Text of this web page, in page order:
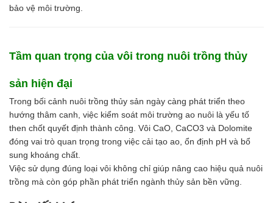
bảo vệ môi trường.
Tầm quan trọng của vôi trong nuôi trồng thủy
sản hiện đại
Trong bối cảnh nuôi trồng thủy sản ngày càng phát triển theo
hướng thâm canh, việc kiểm soát môi trường ao nuôi là yếu tố
then chốt quyết định thành công. Vôi CaO, CaCO3 và Dolomite
đóng vai trò quan trọng trong việc cải tạo ao, ổn định pH và bổ
sung khoáng chất.
Việc sử dụng đúng loại vôi không chỉ giúp nâng cao hiệu quả nuôi
trồng mà còn góp phần phát triển ngành thủy sản bền vững.